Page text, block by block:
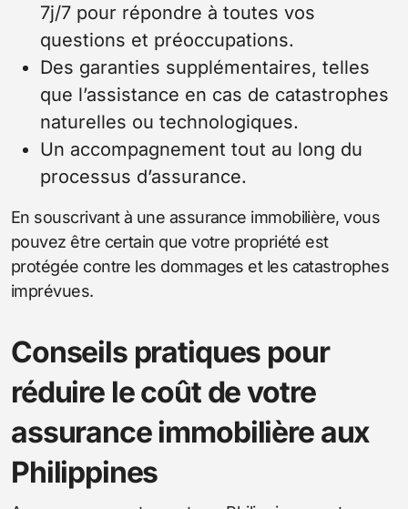
7j/7 pour répondre à toutes vos
questions et préoccupations.
Des garanties supplémentaires, telles
que l’assistance en cas de catastrophes
naturelles ou technologiques.
Un accompagnement tout au long du
processus d’assurance.
En souscrivant à une assurance immobilière, vous
pouvez être certain que votre propriété est
protégée contre les dommages et les catastrophes
imprévues.
Conseils pratiques pour
réduire le coût de votre
assurance immobilière aux
Philippines